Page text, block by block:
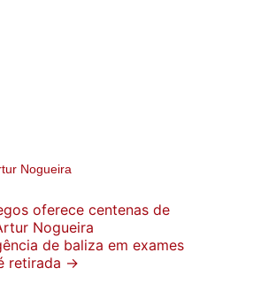
Nogueira
oferece centenas de
Nogueira
de baliza em exames
retirada →